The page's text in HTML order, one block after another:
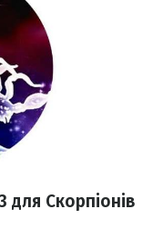
для Скорпіонів